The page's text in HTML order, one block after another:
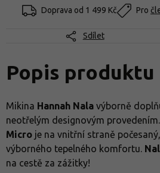
Doprava od 1 499 Kč Pro
Sdílet
Popis produktu
Mikina Hannah Nala výborně
neotřelým designovým
Micro je na vnitřní straně
výborného tepelného komfortu.
na cestě za zážitky!